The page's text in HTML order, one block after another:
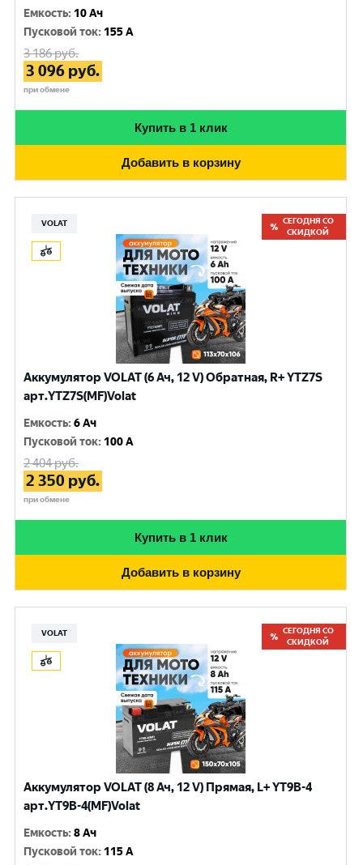
Емкость: 10 Ач
Пусковой ток: 155 A
3 186руб.
3 096 руб.
при обмене
Купить в 1 клик
Добавить в корзину
VOLAT
СЕГОДНЯ СО
СКИДКОЙ
Аккумулятор VOLAT (6 Ач, 12 V) Обратная, R+ YTZ7S
арт.YTZ7S(MF)Volat
Емкость:6 Ач
Пусковой ток: 100 A
2 404руб.
2 350 руб.
при обмене
Купить в 1 клик
Добавить в корзину
VOLAT
СЕГОДНЯ СО
СКИДКОЙ
Аккумулятор VOLAT (8 Ач, 12 V) Прямая, L+ YT9B-4
арт.YT9B-4(MF)Volat
Емкость:8 Ач
Пусковой ток: 115 A